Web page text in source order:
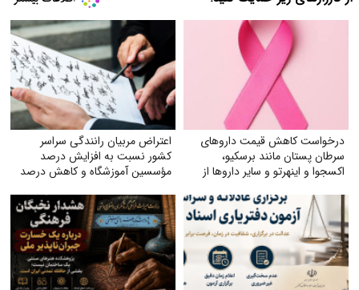
درخواست کاهش قیمت داروهای
سرطان پستان مانند برسکیو،
اکسجوا و اینهرتو و سایر داروها از
اعتراض مربیان رانندگی سراسر
کشور نسبت به افزایش درصد
مؤسسین آموزشگاه و کاهش درصد